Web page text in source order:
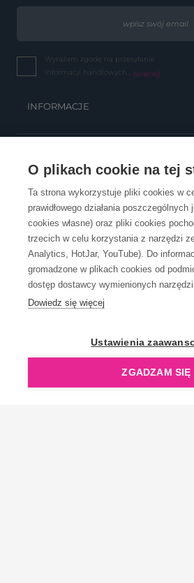
O plikach cookie na tej
Ta strona wykorzystuje pliki cookies w
prawidłowego działania poszczególnych
cookies własne) oraz pliki cookies
trzecich w celu korzystania z narzędzi
Analytics, HotJar, YouTube). Do
gromadzone w plikach cookies od
dostęp dostawcy wymienionych
Dowiedz się więcej
Ustawienia
ZGADZAM SIĘ
Wyrażam zgodę na przesyłanie
informacji handlowych... (więcej)
INFORMACJE
OBSŁUGA KLIENTA
KONTAKT
OpenGift jest częścią